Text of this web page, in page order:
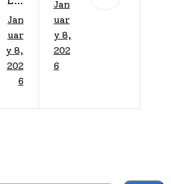
a
MX
Da
Inic
io
Jan
uar
y 8,
202
6
und
o
No
mb
Adr
Jan
uar
y 8,
202
6